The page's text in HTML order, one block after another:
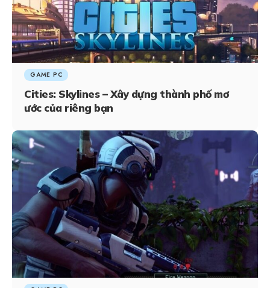
GAME PC
Cities: Skylines – Xây dựng thành phố mơ
ước của riêng bạn